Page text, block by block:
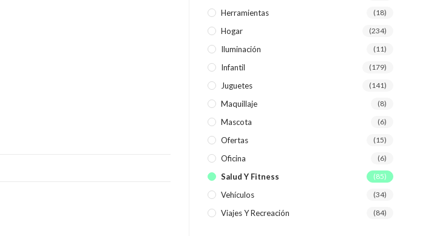
Herramientas (18)
Hogar (234)
Iluminación (11)
Infantil (179)
Juguetes (141)
Maquillaje (8)
Mascota (6)
Ofertas (15)
Oficina (6)
Salud Y Fitness (85)
Vehículos (34)
Viajes Y Recreación (84)